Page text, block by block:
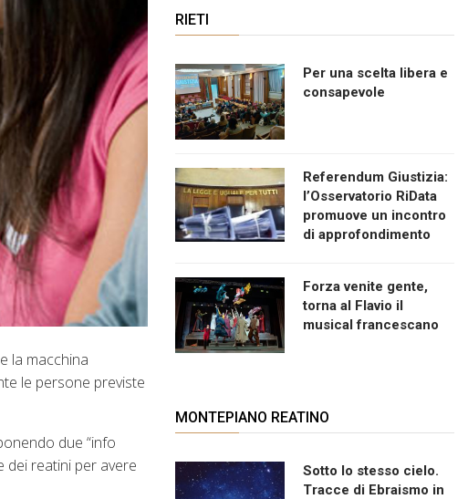
e la macchina
le persone previste
due “info
dei reatini per avere
RIETI
Per una scelta libera e
consapevole
Referendum Giustizia:
l’Osservatorio RiData
promuove un incontro
di approfondimento
Forza venite gente,
torna al Flavio il
musical francescano
MONTEPIANO REATINO
Sotto lo stesso cielo.
Tracce di Ebraismo in